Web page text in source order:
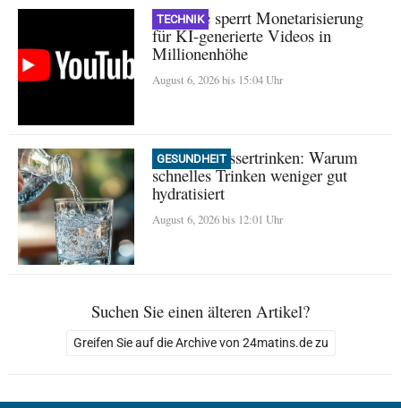
TECHNIK
YouTube sperrt Monetarisierung
für KI-generierte Videos in
Millionenhöhe
August 6, 2026 bis 15:04 Uhr
GESUNDHEIT
Mythos Wassertrinken: Warum
schnelles Trinken weniger gut
hydratisiert
August 6, 2026 bis 12:01 Uhr
Suchen Sie einen älteren Artikel?
Greifen Sie auf die Archive von 24matins.de zu